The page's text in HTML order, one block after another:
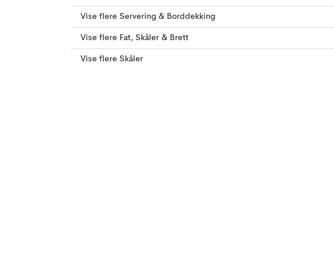
Vise flere Servering & Borddekking
Vise flere Fat, Skåler & Brett
Vise flere Skåler